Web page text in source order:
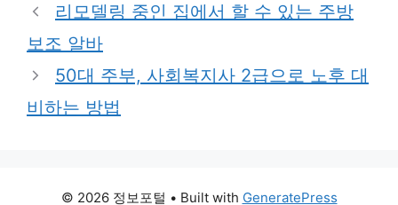
리모델링 중인 집에서 할 수 있는 주방
보조 알바
50대 주부, 사회복지사 2급으로 노후 대
비하는 방법
© 2026 정보포털 • Built with GeneratePress